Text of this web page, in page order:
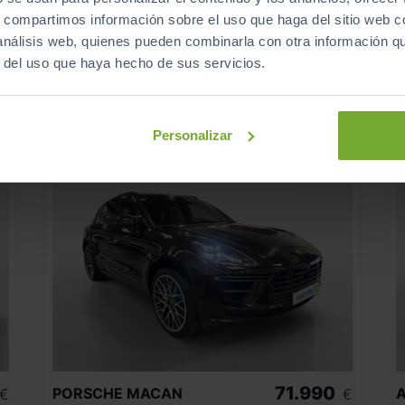
información sobre el uso que haga del sitio web
web, quienes pueden combinarla con otra información
uso que haya hecho de sus servicios.
Personalizar
134.856
Automático
Diésel
€
PORSCHE MACAN
71.990 €